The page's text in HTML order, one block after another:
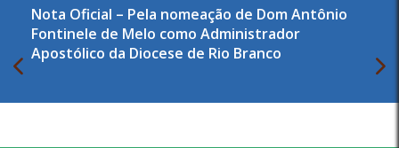
Nota Oficial – Pela nomeação de Dom Antônio
Fontinele de Melo como Administrador
Apostólico da Diocese de Rio Branco